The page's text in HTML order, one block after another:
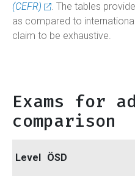
(CEFR)
. The tables
as compared to
claim to be exhaustive.
Exams for
comparison
Level ÖSD